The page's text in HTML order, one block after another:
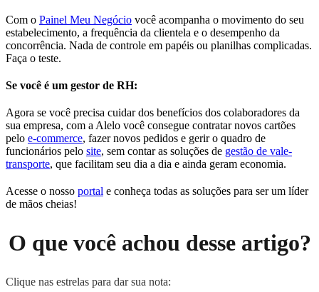
Com o Painel Meu Negócio você acompanha o movimento do seu
estabelecimento, a frequência da clientela e o desempenho da
concorrência. Nada de controle em papéis ou planilhas complicadas.
Faça o teste.
Se você é um gestor de RH:
Agora se você precisa cuidar dos benefícios dos colaboradores da
sua empresa, com a Alelo você consegue contratar novos cartões
pelo e-commerce, fazer novos pedidos e gerir o quadro de
funcionários pelo site, sem contar as soluções de gestão de vale-
transporte, que facilitam seu dia a dia e ainda geram economia.
Acesse o nosso portal e conheça todas as soluções para ser um líder
de mãos cheias!
O que você achou desse artigo?
Clique nas estrelas para dar sua nota: